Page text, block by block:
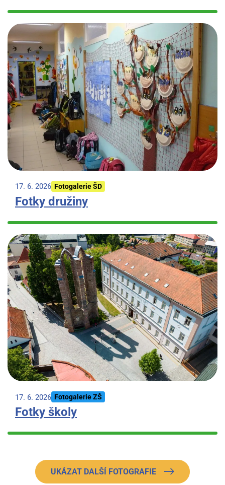
17. 6. 2026 Fotogalerie ŠD
Fotky družiny
17. 6. 2026 Fotogalerie ZŠ
Fotky školy
UKÁZAT DALŠÍ FOTOGRAFIE